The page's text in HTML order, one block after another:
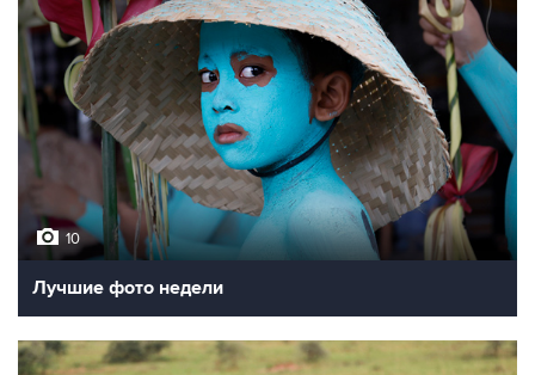
10
Лучшие фото недели